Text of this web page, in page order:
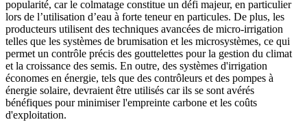
popularité, car le colmatage constitue un défi majeur, en particulier
lors de l’utilisation d’eau à forte teneur en particules. De plus, les
producteurs utilisent des techniques avancées de micro-irrigation
telles que les systèmes de brumisation et les microsystèmes, ce qui
permet un contrôle précis des gouttelettes pour la gestion du climat
et la croissance des semis. En outre, des systèmes d'irrigation
économes en énergie, tels que des contrôleurs et des pompes à
énergie solaire, devraient être utilisés car ils se sont avérés
bénéfiques pour minimiser l'empreinte carbone et les coûts
d'exploitation.